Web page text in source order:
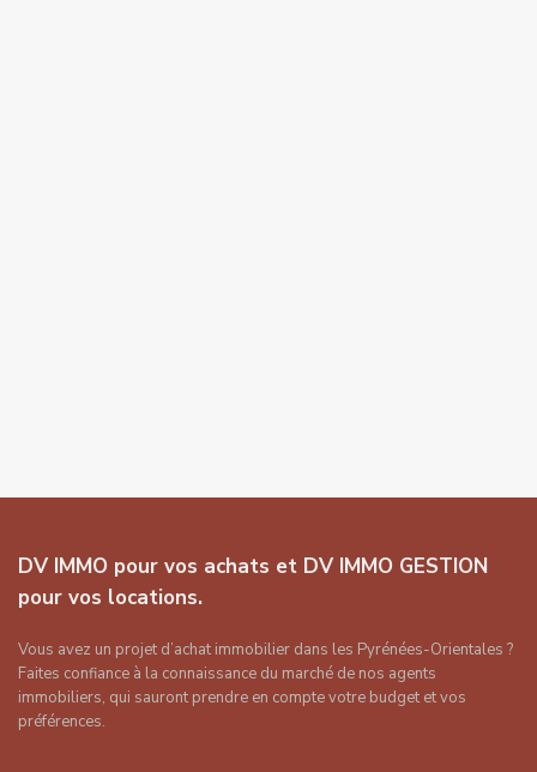
DV IMMO pour vos achats et DV IMMO GESTION
pour vos locations.
Vous avez un projet d’achat immobilier dans les Pyrénées-Orientales ?
Faites confiance à la connaissance du marché de nos agents
immobiliers, qui sauront prendre en compte votre budget et vos
préférences.